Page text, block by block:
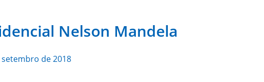
Nelson Mandela
setembro de 2018